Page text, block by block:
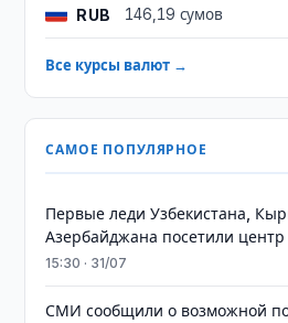
RUB 146,19 сумов
Все курсы валют →
САМОЕ ПОПУЛЯРНОЕ
Первые леди Узбекистана,
Азербайджана посетили
15:30 · 31/07
СМИ сообщили о возможной